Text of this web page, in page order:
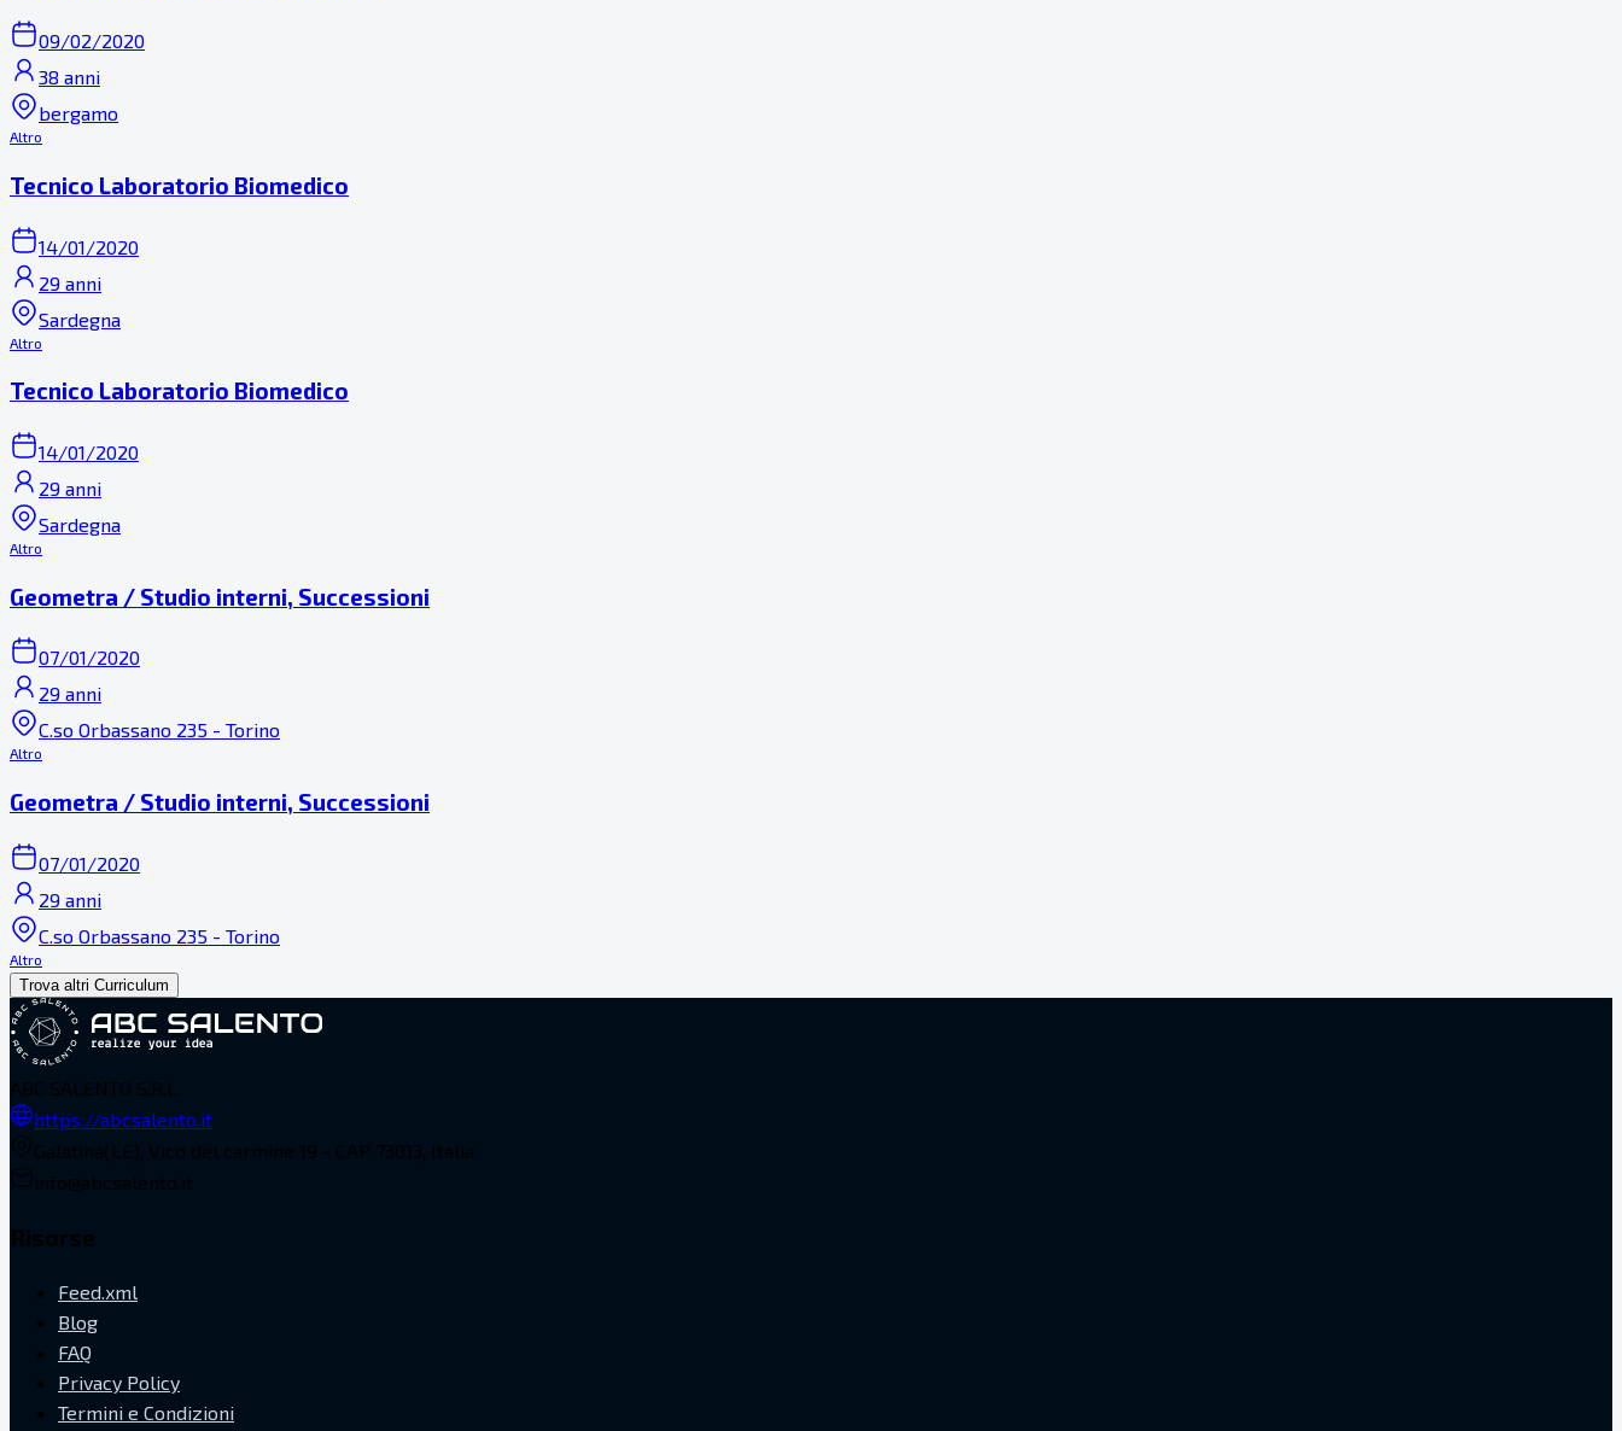
09/02/2020
38 anni
bergamo
Altro
Tecnico Laboratorio Biomedico
14/01/2020
29 anni
Sardegna
Altro
Tecnico Laboratorio Biomedico
14/01/2020
29 anni
Sardegna
Altro
Geometra / Studio interni, Successioni
07/01/2020
29 anni
C.so Orbassano 235 - Torino
Altro
Geometra / Studio interni, Successioni
07/01/2020
29 anni
C.so Orbassano 235 - Torino
Altro
Trova altri Curriculum
https://abcsalento.it
Feed.xml
Blog
FAQ
Privacy Policy
Termini e Condizioni